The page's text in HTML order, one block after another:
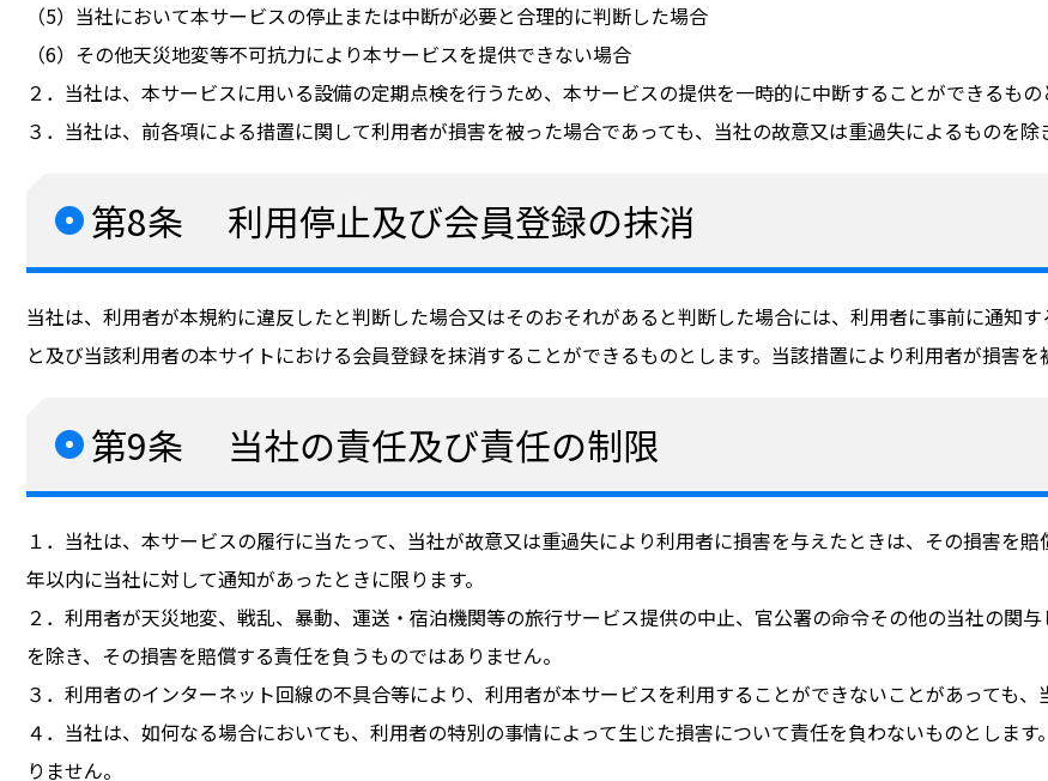
（5）当社において本サービスの停止または中断が必要と合理的に判断した場合
（6）その他天災地変等不可抗力により本サービスを提供できない場合
２．当社は、本サービスに用いる設備の定期点検を行うため、本サービスの提供を一時的に中断することができるもの
３．当社は、前各項による措置に関して利用者が損害を被った場合であっても、当社の故意又は重過失によるものを除
第8条 利用停止及び会員登録の抹消
当社は、利用者が本規約に違反したと判断した場合又はそのおそれがあると判断した場合には、利用者に事前に通知
と及び当該利用者の本サイトにおける会員登録を抹消することができるものとします。当該措置により利用者が損害
第9条 当社の責任及び責任の制限
１．当社は、本サービスの履行に当たって、当社が故意又は重過失により利用者に損害を与えたときは、その損害を
年以内に当社に対して通知があったときに限ります。
２．利用者が天災地変、戦乱、暴動、運送・宿泊機関等の旅行サービス提供の中止、官公署の命令その他の当社の関
を除き、その損害を賠償する責任を負うものではありません。
３．利用者のインターネット回線の不具合等により、利用者が本サービスを利用することができないことがあっても、
４．当社は、如何なる場合においても、利用者の特別の事情によって生じた損害について責任を負わないものとしま
りません。